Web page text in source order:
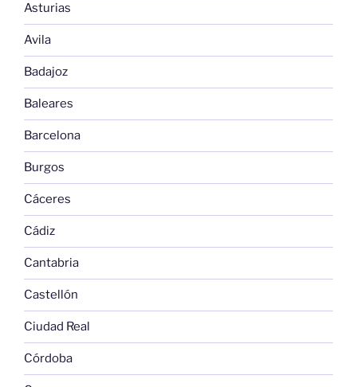
Asturias
Avila
Badajoz
Baleares
Barcelona
Burgos
Cáceres
Cádiz
Cantabria
Castellón
Ciudad Real
Córdoba